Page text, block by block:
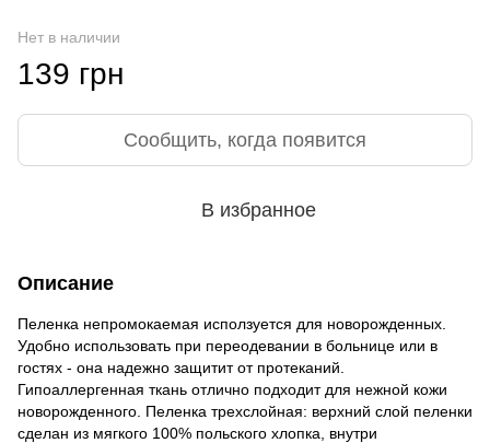
Нет в наличии
139 грн
Сообщить, когда появится
В избранное
Описание
Пеленка непромокаемая исползуется для новорожденных.
Удобно использовать при переодевании в больнице или в
гостях - она надежно защитит от протеканий.
Гипоаллергенная ткань отлично подходит для нежной кожи
новорожденного. Пеленка трехслойная: верхний слой пеленки
сделан из мягкого 100% польского хлопка, внутри